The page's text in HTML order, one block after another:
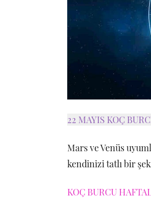
22 MAYIS KOÇ
Mars ve Venüs
kendinizi tatlı bir
KOÇ BURCU